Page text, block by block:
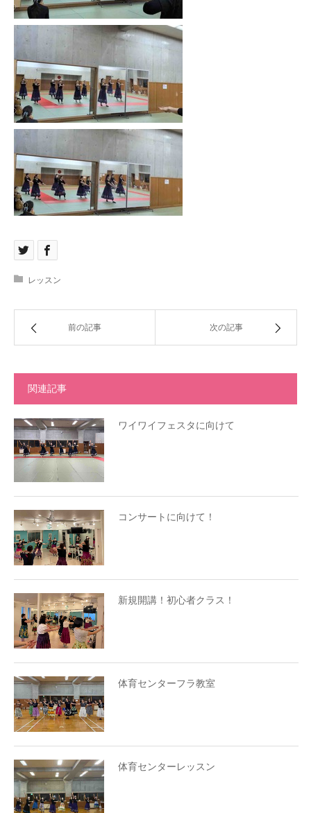
レッスン
前の記事 次の記事
関連記事
ワイワイフェスタに向けて
コンサートに向けて！
新規開講！初心者クラス！
体育センターフラ教室
体育センターレッスン